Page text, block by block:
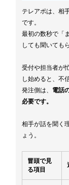
テレアポは、相
です。
最初の数秒で「
しても聞いても
受付や担当者が
し始めると、不
発注側は、
電話
必要です。
相手が話を聞く
ょう。
冒頭で見
る項目